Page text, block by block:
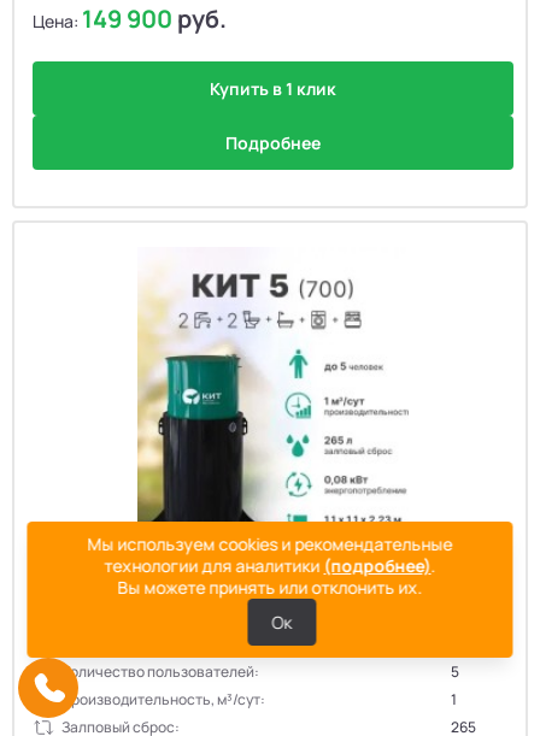
Цена: 149 900 руб.
Купить в 1 клик
Подробнее
Количество пользователей:
5
Производительность, м³/сут:
1
Залповый сброс:
265
Мы используем cookies и рекомендательные
технологии для аналитики (подробнее).
Вы можете принять или отклонить их.
Ок